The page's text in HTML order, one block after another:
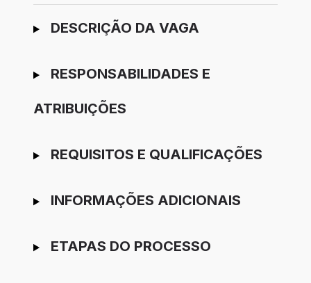
Ir para candidatura
DESCRIÇÃO DA VAGA
RESPONSABILIDADES E
ATRIBUIÇÕES
REQUISITOS E QUALIFICAÇÕES
INFORMAÇÕES ADICIONAIS
ETAPAS DO PROCESSO